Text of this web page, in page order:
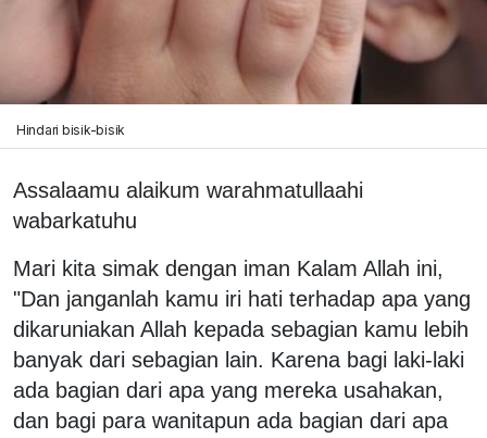
Hindari bisik-bisik
Assalaamu alaikum warahmatullaahi
wabarkatuhu
Mari kita simak dengan iman Kalam Allah ini,
"Dan janganlah kamu iri hati terhadap apa yang
dikaruniakan Allah kepada sebagian kamu lebih
banyak dari sebagian lain. Karena bagi laki-laki
ada bagian dari apa yang mereka usahakan,
dan bagi para wanitapun ada bagian dari apa